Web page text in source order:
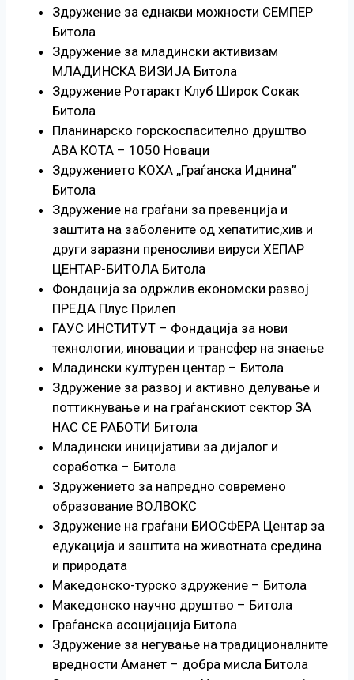
Здружение за еднакви можности СЕМПЕР
Битола
Здружение за младински активизам
МЛАДИНСКА ВИЗИЈА Битола
Здружение Ротаракт Клуб Широк Сокак
Битола
Планинарско горскоспасително друштво
АВА КОТА – 1050 Новаци
Здружението КОХА ,,Граѓанска Иднина”
Битола
Здружение на граѓани за превенција и
заштита на заболените од хепатитис,хив и
други заразни преносливи вируси ХЕПАР
ЦЕНТАР-БИТОЛА Битола
Фондација за одржлив економски развој
ПРЕДА Плус Прилеп
ГАУС ИНСТИТУТ – Фондација за нови
технологии, иновации и трансфер на знаење
Младински културен центар – Битола
Здружение за развој и активно делување и
поттикнување и на граѓанскиот сектор ЗА
НАС СЕ РАБОТИ Битола
Младински иницијативи за дијалог и
соработка – Битола
Здружението за напредно современо
образование ВОЛВОКС
Здружение на граѓани БИОСФЕРА Центар за
едукација и заштита на животната средина
и природата
Македонско-турско здружение – Битола
Македонско научно друштво – Битола
Граѓанска асоцијација Битола
Здружение за негување на традиционалните
вредности Аманет – добра мисла Битола